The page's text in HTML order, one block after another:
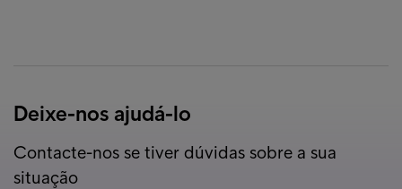
Deixe-nos ajudá-lo
Contacte-nos se tiver dúvidas sobre a sua
situação